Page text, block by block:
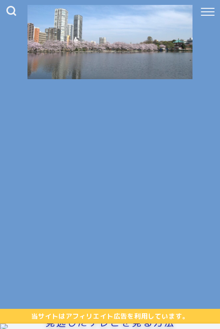
当サイトはアフィリエイト広告を利用しています。
見逃したテレビを見る方法